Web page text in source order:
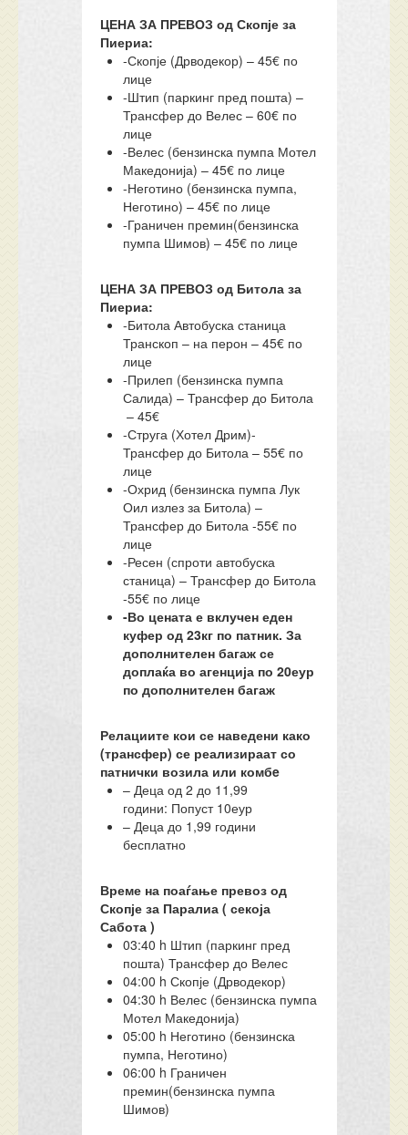
ЦЕНА ЗА ПРЕВОЗ од Скопје за
Пиериа:
-Скопје (Дрводекор) – 45€ по
лице
-Штип (паркинг пред пошта) –
Трансфер до Велес – 60€ по
лице
-Велес (бензинска пумпа Мотел
Македонија) – 45€ по лице
-Неготино (бензинска пумпа,
Неготино) – 45€ по лице
-Граничен премин(бензинска
пумпа Шимов) – 45€ по лице
ЦЕНА ЗА ПРЕВОЗ од Битола за
Пиериа:
-Битола Автобуска станица
Транскоп – на перон – 45€ по
лице
-Прилеп (бензинска пумпа
Салида) – Трансфер до Битола
– 45€
-Струга (Хотел Дрим)-
Трансфер до Битола – 55€ по
лице
-Охрид (бензинска пумпа Лук
Оил излез за Битола) –
Трансфер до Битола -55€ по
лице
-Ресен (спроти автобуска
станица) – Трансфер до Битола
-55€ по лице
-Во цената е вклучен еден
куфер од 23кг по патник. За
дополнителен багаж се
доплаќа во агенција по 20еур
по дополнителен багаж
Релациите кои се наведени како
(трансфер) се реализираат со
патнички возила или комбe
– Деца од 2 до 11,99
години: Попуст 10еур
– Деца до 1,99 години
бесплатно
Време на поаѓање превоз од
Скопје за Паралиа ( секоја
Сабота )
03:40 h Штип (паркинг пред
пошта) Трансфер до Велес
04:00 h Скопје (Дрводекор)
04:30 h Велес (бензинска пумпа
Мотел Македонија)
05:00 h Неготино (бензинска
пумпа, Неготино)
06:00 h Граничен
премин(бензинска пумпа
Шимов)